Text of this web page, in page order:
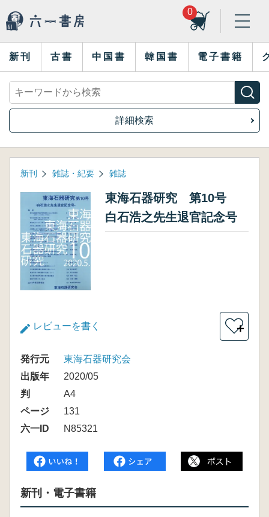
0
新刊 古書 中国書 韓国書 電子書籍
詳細検索
新刊 雑誌・紀要 雑誌
東海石器研究 第10号
白石浩之先生退官記念号
レビューを書く ＋
発行元
東海石器研究会
出版年
2020/05
判
A4
ページ
131
六一ID
N85321
新刊・電子書籍